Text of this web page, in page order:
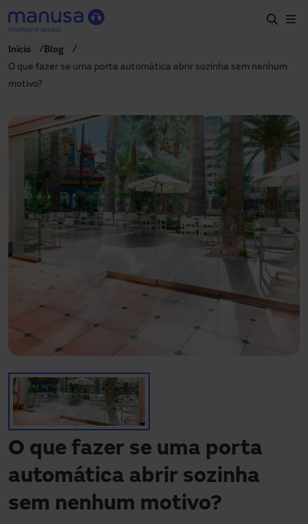
Passar para o conteúdo principal
Produtos e setores
Serviços
Especificação
Projetos
Blog
Sobre nós
PT-PT
+351 214 787 270
portugal@manusa.com
Precisa de assistência?
Downloads
Contacto
Início
Blog
O que fazer se uma porta automática abrir sozinha sem nenhum
motivo?
O que fazer se uma porta
automática abrir sozinha
sem nenhum motivo?